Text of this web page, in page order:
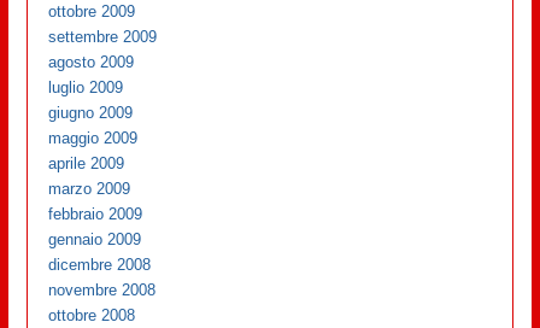
ottobre 2009
settembre 2009
agosto 2009
luglio 2009
giugno 2009
maggio 2009
aprile 2009
marzo 2009
febbraio 2009
gennaio 2009
dicembre 2008
novembre 2008
ottobre 2008